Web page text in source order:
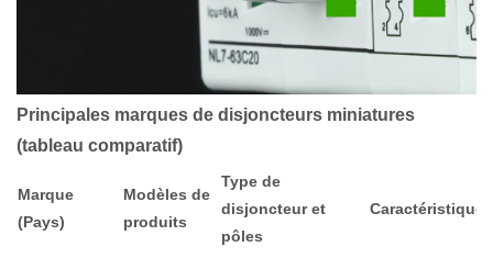
Principales marques de disjoncteurs miniatures
(tableau comparatif)
Marque
(Pays)
Modèles de
produits
Type de
disjoncteur et
pôles